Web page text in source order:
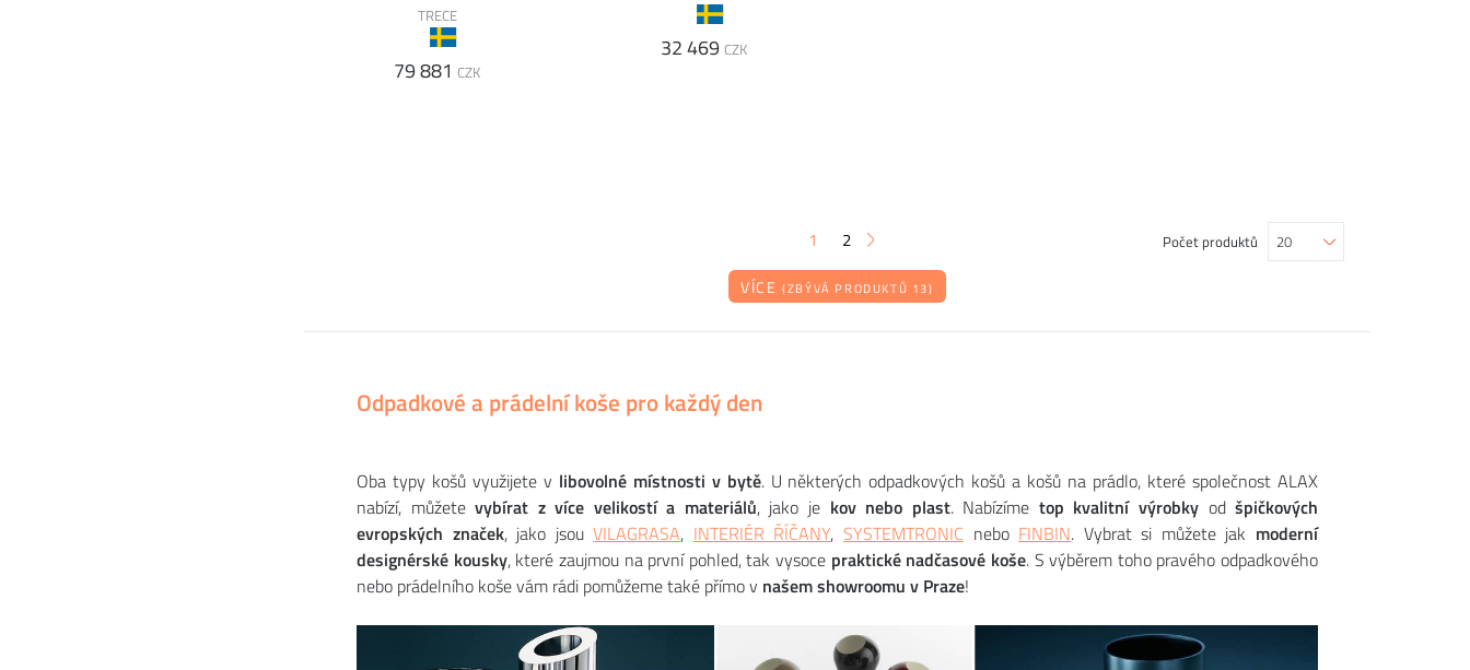
TRECE
79 881 CZK
32 469 CZK
1 2
VÍCE(ZBÝVÁ PRODUKTŮ 13)
Počet produktů
Odpadkové a prádelní koše pro každý den
Oba typy košů využijete v libovolné místnosti v bytě. U některých odpadkových košů a košů na prádlo, které společnost ALAX
nabízí, můžetevybírat z více velikostí a materiálů, jako je kov nebo plast. Nabízíme top kvalitní výrobkyodšpičkových
evropských značek, jako jsouVILAGRASA, INTERIÉR ŘÍČANY,SYSTEMTRONIC nebo FINBIN. Vybrat si můžete jak moderní
designérské kousky, které zaujmou na první pohled, tak vysoce praktické nadčasové koše. S výběrem toho pravého odpadkového
nebo prádelního koše vám rádi pomůžeme také přímo v našem showroomu v Praze!